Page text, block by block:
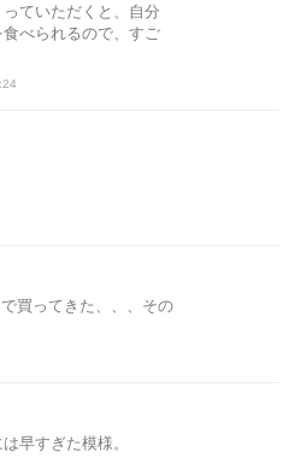
ていただくと、自分
べられるので、すご
買ってきた、、、その
早すぎた模様。